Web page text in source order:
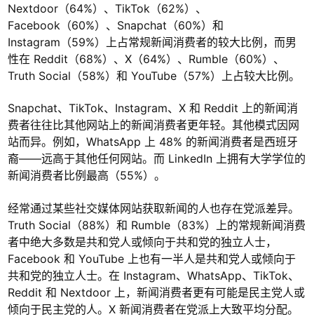
Nextdoor（64%）、TikTok（62%）、
Facebook（60%）、Snapchat（60%）和
Instagram（59%）上占常规新闻消费者的较大比例，而男
性在 Reddit（68%）、X（64%）、Rumble（60%）、
Truth Social（58%）和 YouTube（57%）上占较大比例。
Snapchat、TikTok、Instagram、X 和 Reddit 上的新闻消
费者往往比其他网站上的新闻消费者更年轻。其他模式因网
站而异。例如，WhatsApp 上 48% 的新闻消费者是西班牙
裔——远高于其他任何网站。而 LinkedIn 上拥有大学学位的
新闻消费者比例最高（55%）。
经常通过某些社交媒体网站获取新闻的人也存在党派差异。
Truth Social（88%）和 Rumble（83%）上的常规新闻消费
者中绝大多数是共和党人或倾向于共和党的独立人士，
Facebook 和 YouTube 上也有一半人是共和党人或倾向于
共和党的独立人士。在 Instagram、WhatsApp、TikTok、
Reddit 和 Nextdoor 上，新闻消费者更有可能是民主党人或
倾向于民主党的人。X 新闻消费者在党派上大致平均分配。